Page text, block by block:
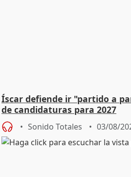
Íscar defiende ir "partido a
de candidaturas para 2027
Sonido Totales 03/08/